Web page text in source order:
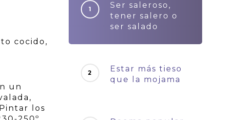
cocido,
un
los
Ser saleroso,
tener salero o
ser salado
Estar más tieso
que la mojama